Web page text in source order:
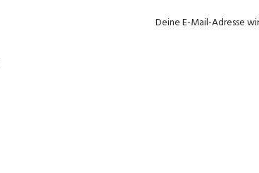
Deine E-Mail-Adresse